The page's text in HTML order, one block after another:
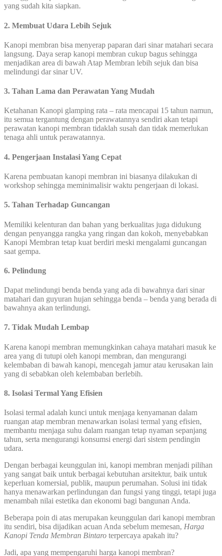
yang sudah kita siapkan.
2. Membuat Udara Lebih Sejuk
Kanopi membran bisa menyerap paparan dari sinar matahari secara
langsung. Daya serap kanopi membran cukup bagus sehingga
menjadikan area di bawah Atap Membran lebih sejuk dan bisa
melindungi dar sinar UV.
3. Tahan Lama dan Perawatan Yang Mudah
Ketahanan Kanopi glamping rata – rata mencapai 15 tahun namun,
itu semua tergantung dengan perawatannya sendiri akan tetapi
perawatan kanopi membran tidaklah susah dan tidak memerlukan
tenaga ahli untuk perawatannya.
4. Pengerjaan Instalasi Yang Cepat
Karena pembuatan kanopi membran ini biasanya dilakukan di
workshop sehingga meminimalisir waktu pengerjaan di lokasi.
5. Tahan Terhadap Guncangan
Memiliki kelenturan dan bahan yang berkualitas juga didukung
dengan penyangga rangka yang ringan dan kokoh, menyebabkan
Kanopi Membran tetap kuat berdiri meski mengalami guncangan
saat gempa.
6. Pelindung
Dapat melindungi benda benda yang ada di bawahnya dari sinar
matahari dan guyuran hujan sehingga benda – benda yang berada di
bawahnya akan terlindungi.
7. Tidak Mudah Lembap
Karena kanopi membran memungkinkan cahaya matahari masuk ke
area yang di tutupi oleh kanopi membran, dan mengurangi
kelembaban di bawah kanopi, mencegah jamur atau kerusakan lain
yang di sebabkan oleh kelembaban berlebih.
8. Isolasi Termal Yang Efisien
Isolasi termal adalah kunci untuk menjaga kenyamanan dalam
ruangan atap membran menawarkan isolasi termal yang efisien,
membantu menjaga suhu dalam ruangan tetap nyaman sepanjang
tahun, serta mengurangi konsumsi energi dari sistem pendingin
udara.
Dengan berbagai keunggulan ini, kanopi membran menjadi pilihan
yang sangat baik untuk berbagai kebutuhan arsitektur, baik untuk
keperluan komersial, publik, maupun perumahan. Solusi ini tidak
hanya menawarkan perlindungan dan fungsi yang tinggi, tetapi juga
menambah nilai estetika dan ekonomi bagi bangunan Anda.
Beberapa poin di atas merupakan keunggulan dari kanopi membran
itu sendiri, bisa dijadikan acuan Anda sebelum memesan, Harga
Kanopi Tenda Membran Bintaro terpercaya apakah itu?
Jadi, apa yang mempengaruhi harga kanopi membran?